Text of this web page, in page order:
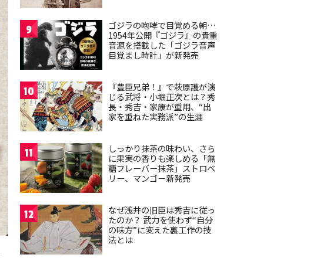
9
ゴジラの咆哮で目覚める朝…
1954年公開『ゴジラ』の貴重
音源を搭載した「ゴジラ音声
目覚まし時計」が新発売
10
『豊臣兄弟！』で萩原護が演
じる武将・小堀正次とは？秀
長・秀吉・家康が重用、“出
家を重ねた実務派”の生涯
11
しっかり抹茶の味わい、さら
に果実の香りも楽しめる「無
糖フレーバー抹茶」ストロベ
リー、マンゴー新発売
12
なぜ浅井の旧臣は秀吉に従っ
たのか？ 武力を使わず“自分
の味方”に変えた裏工作の技
法とは